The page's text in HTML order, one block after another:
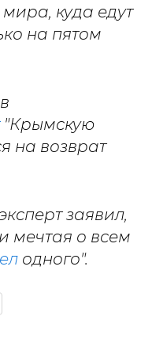
мира, куда едут
на пятом
"Крымскую
на возврат
заявил,
мечтая о всем
одного".